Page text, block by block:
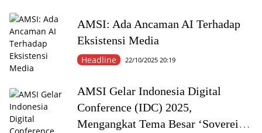
AMSI: Ada Ancaman AI Terhadap
Eksistensi Media
Headline 22/10/2025 20:19
AMSI Gelar Indonesia Digital
Conference (IDC) 2025,
Mengangkat Tema Besar ‘Sovereign